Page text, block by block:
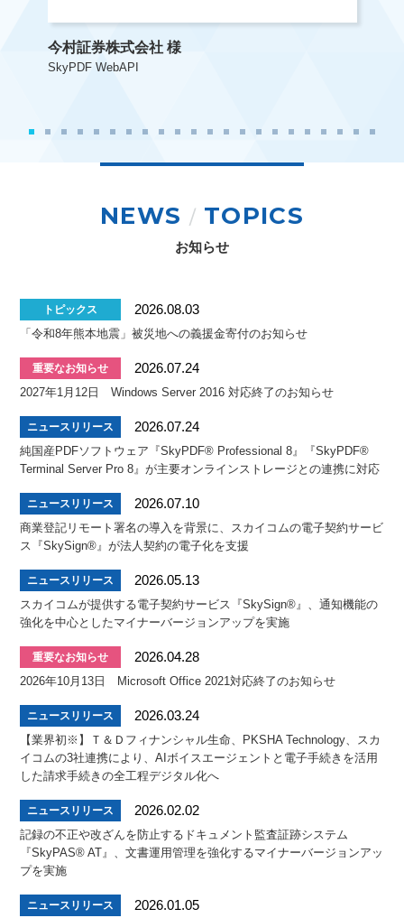
今村証券株式会社 様
SkyPDF WebAPI
NEWS / TOPICS
お知らせ
トピックス 2026.08.03
「令和8年熊本地震」被災地への義援金寄付のお知らせ
重要なお知らせ 2026.07.24
2027年1月12日 Windows Server 2016 対応終了のお知らせ
ニュースリリース 2026.07.24
純国産PDFソフトウェア『SkyPDF® Professional 8』『SkyPDF®
Terminal Server Pro 8』が主要オンラインストレージとの連携に対応
ニュースリリース 2026.07.10
商業登記リモート署名の導入を背景に、スカイコムの電子契約サービ
ス『SkySign®』が法人契約の電子化を支援
ニュースリリース 2026.05.13
スカイコムが提供する電子契約サービス『SkySign®』、通知機能の
強化を中心としたマイナーバージョンアップを実施
重要なお知らせ 2026.04.28
2026年10月13日 Microsoft Office 2021対応終了のお知らせ
ニュースリリース 2026.03.24
【業界初※】Ｔ＆Ｄフィナンシャル生命、PKSHA Technology、スカ
イコムの3社連携により、AIボイスエージェントと電子手続きを活用
した請求手続きの全工程デジタル化へ
ニュースリリース 2026.02.02
記録の不正や改ざんを防止するドキュメント監査証跡システム
『SkyPAS® AT』、文書運用管理を強化するマイナーバージョンアッ
プを実施
ニュースリリース 2026.01.05